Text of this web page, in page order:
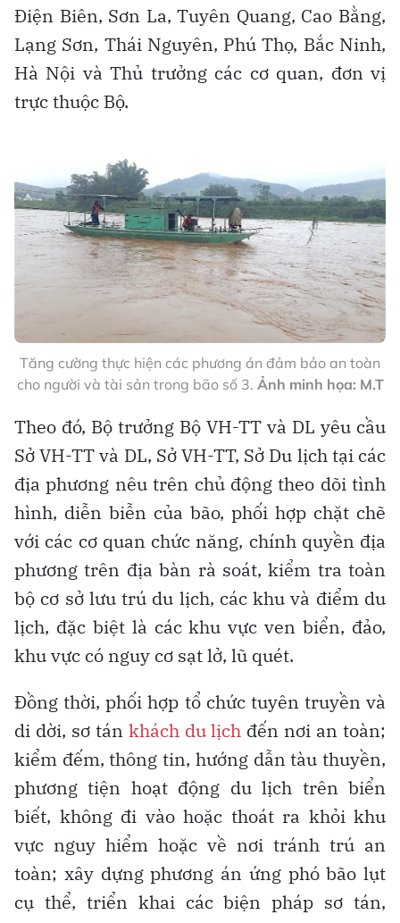
Điện Biên, Sơn La, Tuyên Quang, Cao Bằng,
Lạng Sơn, Thái Nguyên, Phú Thọ, Bắc Ninh,
Hà Nội và Thủ trưởng các cơ quan, đơn vị
trực thuộc Bộ.
Tăng cường thực hiện các phương án đảm bảo an toàn
cho người và tài sản trong bão số 3. Ảnh minh họa: M.T
Theo đó, Bộ trưởng Bộ VH-TT và DL yêu cầu
Sở VH-TT và DL, Sở VH-TT, Sở Du lịch tại các
địa phương nêu trên chủ động theo dõi tình
hình, diễn biễn của bão, phối hợp chặt chẽ
với các cơ quan chức năng, chính quyền địa
phương trên địa bàn rà soát, kiểm tra toàn
bộ cơ sở lưu trú du lịch, các khu và điểm du
lịch, đặc biệt là các khu vực ven biển, đảo,
khu vực có nguy cơ sạt lở, lũ quét.
Đồng thời, phối hợp tổ chức tuyên truyền và
di dời, sơ tán khách du lịch đến nơi an toàn;
kiểm đếm, thông tin, hướng dẫn tàu thuyền,
phương tiện hoạt động du lịch trên biển
biết, không đi vào hoặc thoát ra khỏi khu
vực nguy hiểm hoặc về nơi tránh trú an
toàn; xây dựng phương án ứng phó bão lụt
cụ thể, triển khai các biện pháp sơ tán,